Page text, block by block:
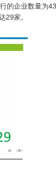
的企业数量为43
家。